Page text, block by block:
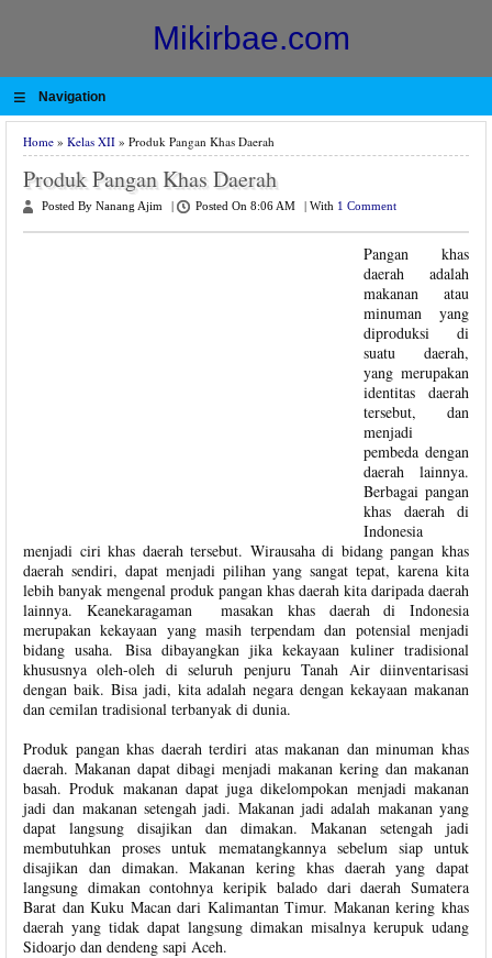
Mikirbae.com
≡ Navigation
Home » Kelas XII » Produk Pangan Khas Daerah
Produk Pangan Khas Daerah
Posted By Nanang Ajim Posted On 8:06 AM With 1 Comment
Pangan khas
daerah adalah
makanan atau
minuman yang
diproduksi di
suatu daerah,
yang merupakan
identitas daerah
tersebut, dan
menjadi
pembeda dengan
daerah lainnya.
Berbagai pangan
khas daerah di
Indonesia
menjadi ciri khas daerah tersebut. Wirausaha di bidang pangan khas
daerah sendiri, dapat menjadi pilihan yang sangat tepat, karena kita
lebih banyak mengenal produk pangan khas daerah kita daripada daerah
lainnya. Keanekaragaman masakan khas daerah di Indonesia
merupakan kekayaan yang masih terpendam dan potensial menjadi
bidang usaha. Bisa dibayangkan jika kekayaan kuliner tradisional
khususnya oleh-oleh di seluruh penjuru Tanah Air diinventarisasi
dengan baik. Bisa jadi, kita adalah negara dengan kekayaan makanan
dan cemilan tradisional terbanyak di dunia.
Produk pangan khas daerah terdiri atas makanan dan minuman khas
daerah. Makanan dapat dibagi menjadi makanan kering dan makanan
basah. Produk makanan dapat juga dikelompokan menjadi makanan
jadi dan makanan setengah jadi. Makanan jadi adalah makanan yang
dapat langsung disajikan dan dimakan. Makanan setengah jadi
membutuhkan proses untuk mematangkannya sebelum siap untuk
disajikan dan dimakan. Makanan kering khas daerah yang dapat
langsung dimakan contohnya keripik balado dari daerah Sumatera
Barat dan Kuku Macan dari Kalimantan Timur. Makanan kering khas
daerah yang tidak dapat langsung dimakan misalnya kerupuk udang
Sidoarjo dan dendeng sapi Aceh.